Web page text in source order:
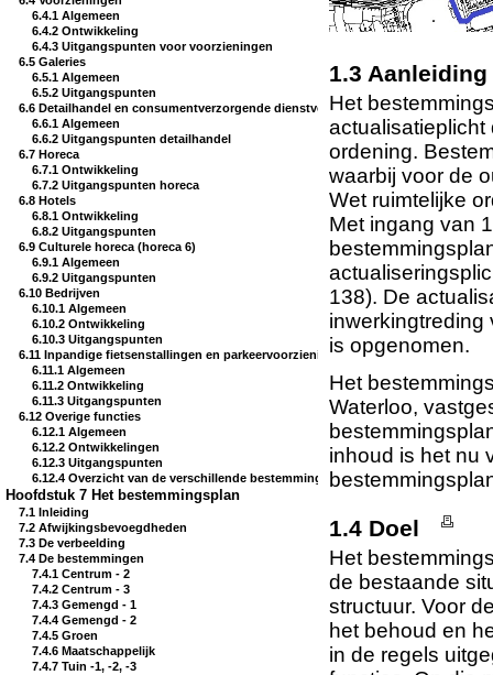
6.4.1 Algemeen
6.4.2 Ontwikkeling
6.4.3 Uitgangspunten voor voorzieningen
6.5 Galeries
6.5.1 Algemeen
6.5.2 Uitgangspunten
6.6 Detailhandel en consumentverzorgende dienstverlening
6.6.1 Algemeen
6.6.2 Uitgangspunten detailhandel
6.7 Horeca
6.7.1 Ontwikkeling
6.7.2 Uitgangspunten horeca
6.8 Hotels
6.8.1 Ontwikkeling
6.8.2 Uitgangspunten
6.9 Culturele horeca (horeca 6)
6.9.1 Algemeen
6.9.2 Uitgangspunten
6.10 Bedrijven
6.10.1 Algemeen
6.10.2 Ontwikkeling
6.10.3 Uitgangspunten
6.11 Inpandige fietsenstallingen en parkeervoorzieningen
6.11.1 Algemeen
6.11.2 Ontwikkeling
6.11.3 Uitgangspunten
6.12 Overige functies
6.12.1 Algemeen
6.12.2 Ontwikkelingen
6.12.3 Uitgangspunten
6.12.4 Overzicht van de verschillende bestemmingen in het bestemmingsplan
Hoofdstuk 7 Het bestemmingsplan
7.1 Inleiding
7.2 Afwijkingsbevoegdheden
7.3 De verbeelding
7.4 De bestemmingen
7.4.1 Centrum - 2
7.4.2 Centrum - 3
7.4.3 Gemengd - 1
7.4.4 Gemengd - 2
7.4.5 Groen
7.4.6 Maatschappelijk
7.4.7 Tuin -1, -2, -3
1.3
Het
actualisatieplicht
ordening.
waarbij voor de
Wet ruimtelijke
Met ingang van
138). De
inwerkingtreding
is opgenomen.
Het
Waterloo,
inhoud is het nu
1.4 Doel
Het
de bestaande
structuur. Voor
het behoud en
in de regels